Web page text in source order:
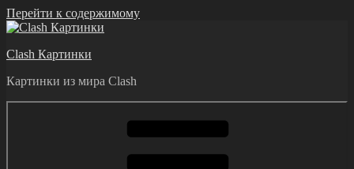
Перейти к содержимому
Clash Картинки
Картинки из мира Clash